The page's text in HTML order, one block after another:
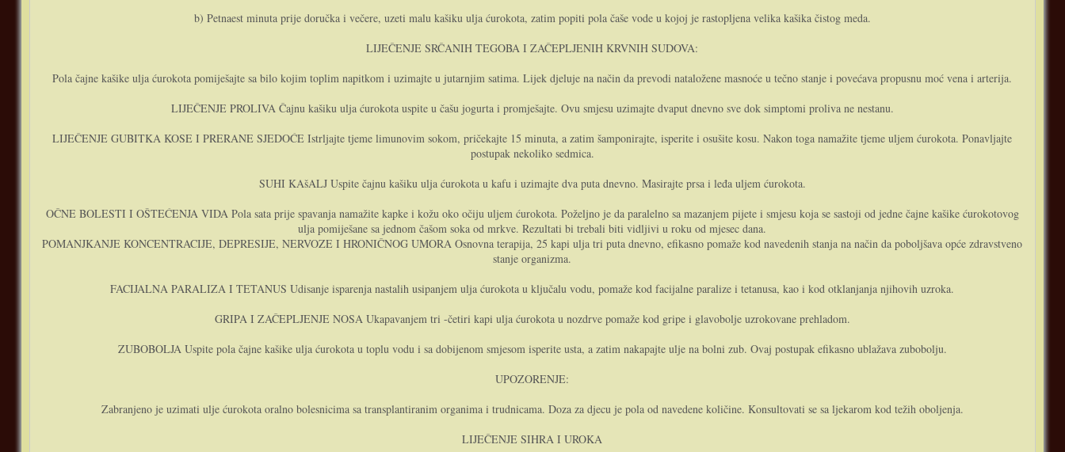
b) Petnaest minuta prije doručka i večere, uzeti malu kašiku ulja ćurokota, zatim popiti pola čaše vode u kojoj je rastopljena velika kašika čistog meda.
LIJEČENJE SRČANIH TEGOBA I ZAČEPLJENIH KRVNIH SUDOVA:
Pola čajne kašike ulja ćurokota pomiješajte sa bilo kojim toplim napitkom i uzimajte u jutarnjim satima. Lijek djeluje na način da prevodi nataložene masnoće u tečno stanje i povećava propusnu moć vena i arterija.
LIJEČENJE PROLIVA Čajnu kašiku ulja ćurokota uspite u čašu jogurta i promješajte. Ovu smjesu uzimajte dvaput dnevno sve dok simptomi proliva ne nestanu.
LIJEČENJE GUBITKA KOSE I PRERANE SJEDOĆE Istrljajte tjeme limunovim sokom, pričekajte 15 minuta, a zatim šamponirajte, isperite i osušite kosu. Nakon toga namažite tjeme uljem ćurokota. Ponavljajte
postupak nekoliko sedmica.
SUHI KAšALJ Uspite čajnu kašiku ulja ćurokota u kafu i uzimajte dva puta dnevno. Masirajte prsa i leđa uljem ćurokota.
OČNE BOLESTI I OŠTEĆENJA VIDA Pola sata prije spavanja namažite kapke i kožu oko očiju uljem ćurokota. Poželjno je da paralelno sa mazanjem pijete i smjesu koja se sastoji od jedne čajne kašike ćurokotovog
ulja pomiješane sa jednom čašom soka od mrkve. Rezultati bi trebali biti vidljivi u roku od mjesec dana.
POMANJKANJE KONCENTRACIJE, DEPRESIJE, NERVOZE I HRONIČNOG UMORA Osnovna terapija, 25 kapi ulja tri puta dnevno, efikasno pomaže kod navedenih stanja na način da poboljšava opće zdravstveno
stanje organizma.
FACIJALNA PARALIZA I TETANUS Udisanje isparenja nastalih usipanjem ulja ćurokota u ključalu vodu, pomaže kod facijalne paralize i tetanusa, kao i kod otklanjanja njihovih uzroka.
GRIPA I ZAČEPLJENJE NOSA Ukapavanjem tri -četiri kapi ulja ćurokota u nozdrve pomaže kod gripe i glavobolje uzrokovane prehladom.
ZUBOBOLJA Uspite pola čajne kašike ulja ćurokota u toplu vodu i sa dobijenom smjesom isperite usta, a zatim nakapajte ulje na bolni zub. Ovaj postupak efikasno ublažava zubobolju.
UPOZORENJE:
Zabranjeno je uzimati ulje ćurokota oralno bolesnicima sa transplantiranim organima i trudnicama. Doza za djecu je pola od navedene količine. Konsultovati se sa ljekarom kod težih oboljenja.
LIJEČENJE SIHRA I UROKA